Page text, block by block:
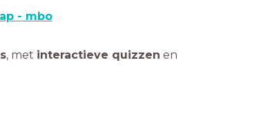
- mbo
, met interactieve quizzen en